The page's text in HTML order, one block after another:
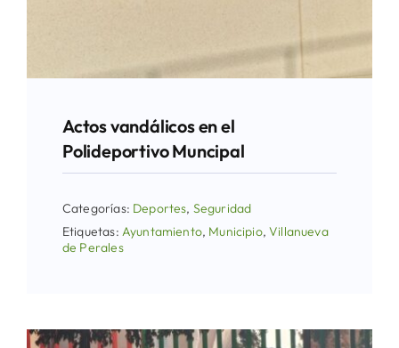
Actos vandálicos en el
Polideportivo Muncipal
Categorías: Deportes, Seguridad
Etiquetas: Ayuntamiento, Municipio,Villanueva
de Perales